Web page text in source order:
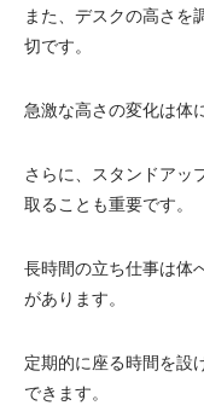
また、デスクの高さを
切です。
急激な高さの変化は体
さらに、スタンドアッ
取ることも重要です。
長時間の立ち仕事は体
があります。
定期的に座る時間を設
できます。